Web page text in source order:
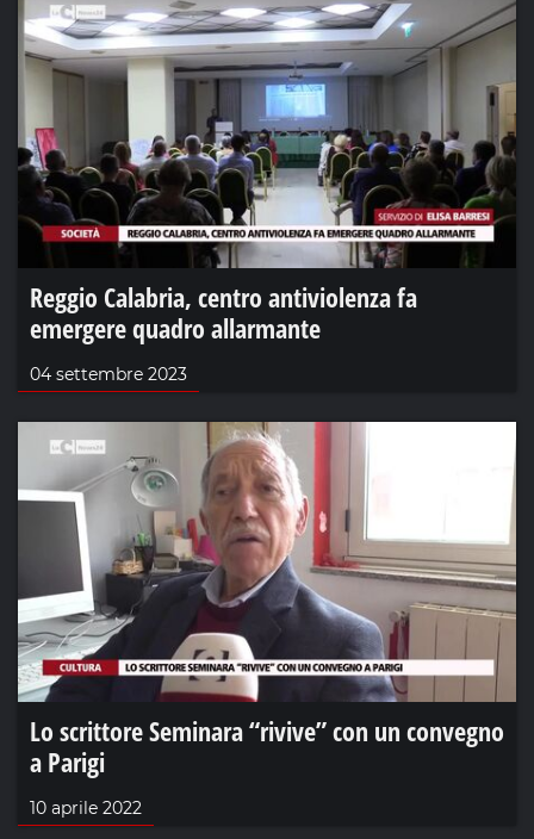
Reggio Calabria, centro antiviolenza fa
emergere quadro allarmante
04 settembre 2023
Lo scrittore Seminara “rivive” con un convegno
a Parigi
10 aprile 2022